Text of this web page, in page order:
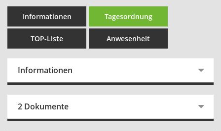
Informationen Tagesordnung
TOP-Liste Anwesenheit
Informationen
2 Dokumente